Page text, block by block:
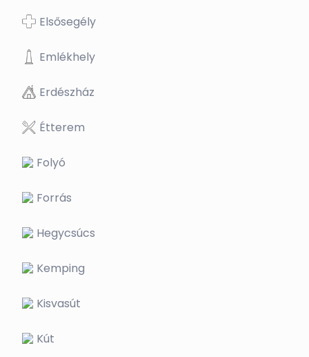
Elsősegély
Emlékhely
Erdészház
Étterem
Folyó
Forrás
Hegycsúcs
Kemping
Kisvasút
Kút